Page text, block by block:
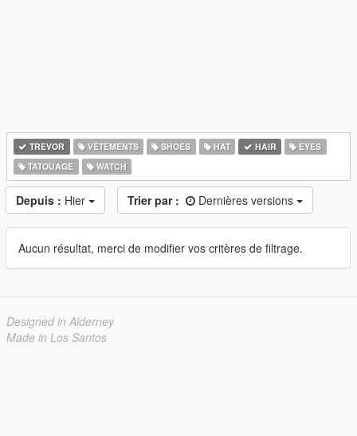
TREVOR VÊTEMENTS SHOES HAT HAIR
EYES
TATOUAGE
WATCH
Depuis : Hier Trier par : Dernières versions
Aucun résultat, merci de modifier vos critères de filtrage.
Designed in Alderney
Made in Los Santos